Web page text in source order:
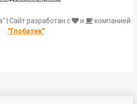
| Сайт разработан с и
компанией
"Глобатек"